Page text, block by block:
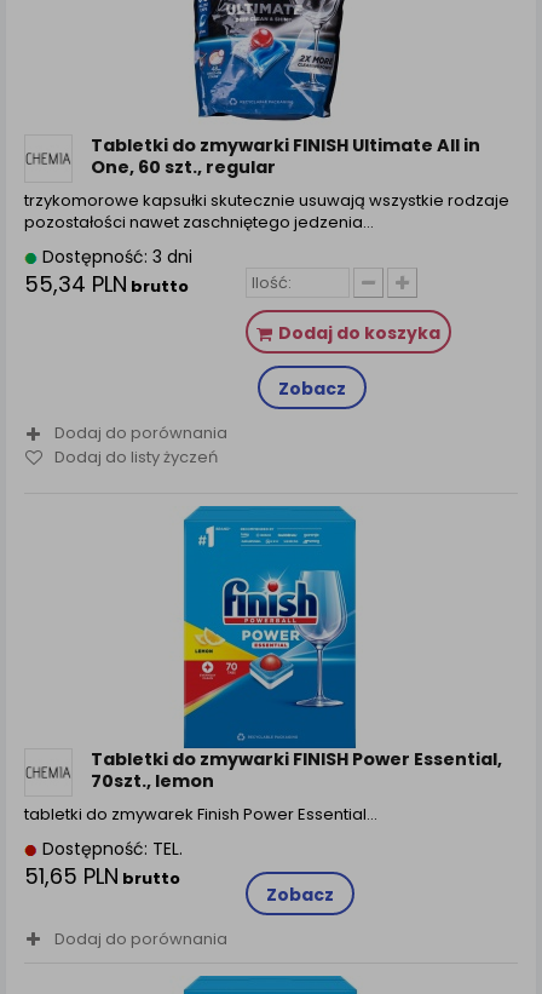
Tabletki do zmywarki FINISH Ultimate All in
One, 60 szt., regular
trzykomorowe kapsułki skutecznie usuwają wszystkie rodzaje
pozostałości nawet zaschniętego jedzenia…
Dostępność: 3 dni
55,34 PLN brutto
Dodaj do koszyka
Zobacz
Dodaj do porównania
Dodaj do listy życzeń
Tabletki do zmywarki FINISH Power Essential,
70szt., lemon
tabletki do zmywarek Finish Power Essential...
Dostępność: TEL.
51,65 PLN brutto
Zobacz
Dodaj do porównania